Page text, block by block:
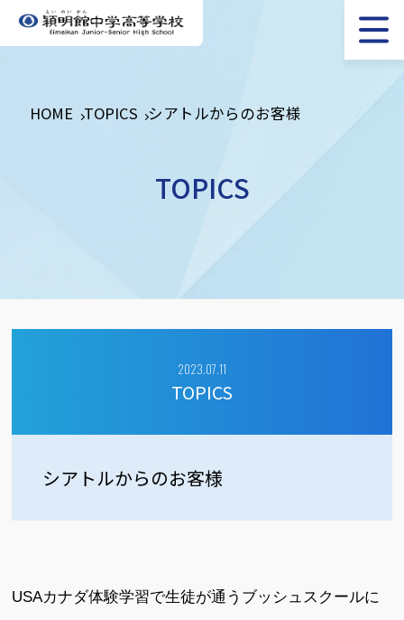
HOME TOPICS シアトルからのお客様
TOPICS
2023.07.11
TOPICS
シアトルからのお客様
USAカナダ体験学習で生徒が通うブッシュスクールに